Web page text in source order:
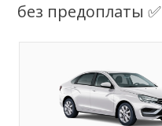
без предоплаты ✅